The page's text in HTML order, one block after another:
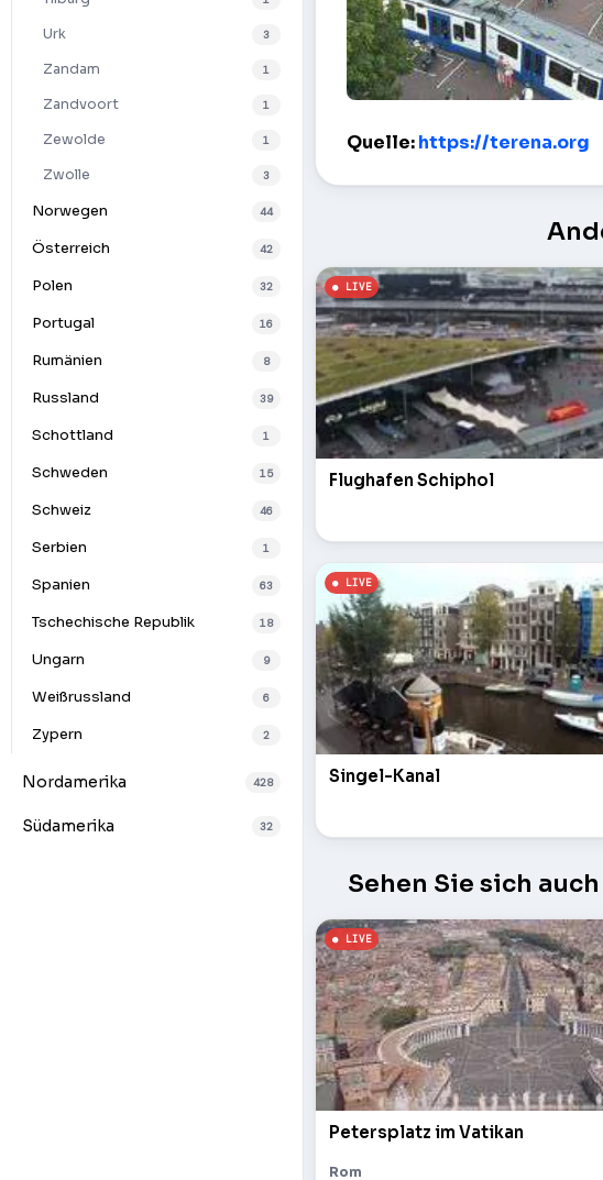
Urk 3
Zandam 1
Zandvoort 1
Zewolde 1
Zwolle 3
Norwegen 44
Österreich 42
Polen 32
Portugal 16
Rumänien 8
Russland 39
Schottland 1
Schweden 15
Schweiz 46
Serbien 1
Spanien 63
Tschechische Republik 18
Ungarn 9
Weißrussland 6
Zypern 2
Nordamerika 428
Südamerika 32
Quelle:https://terena.org
Flughafen Schiphol
Singel-Kanal
Sehen Sie sich
Petersplatz im Vatikan
Rom